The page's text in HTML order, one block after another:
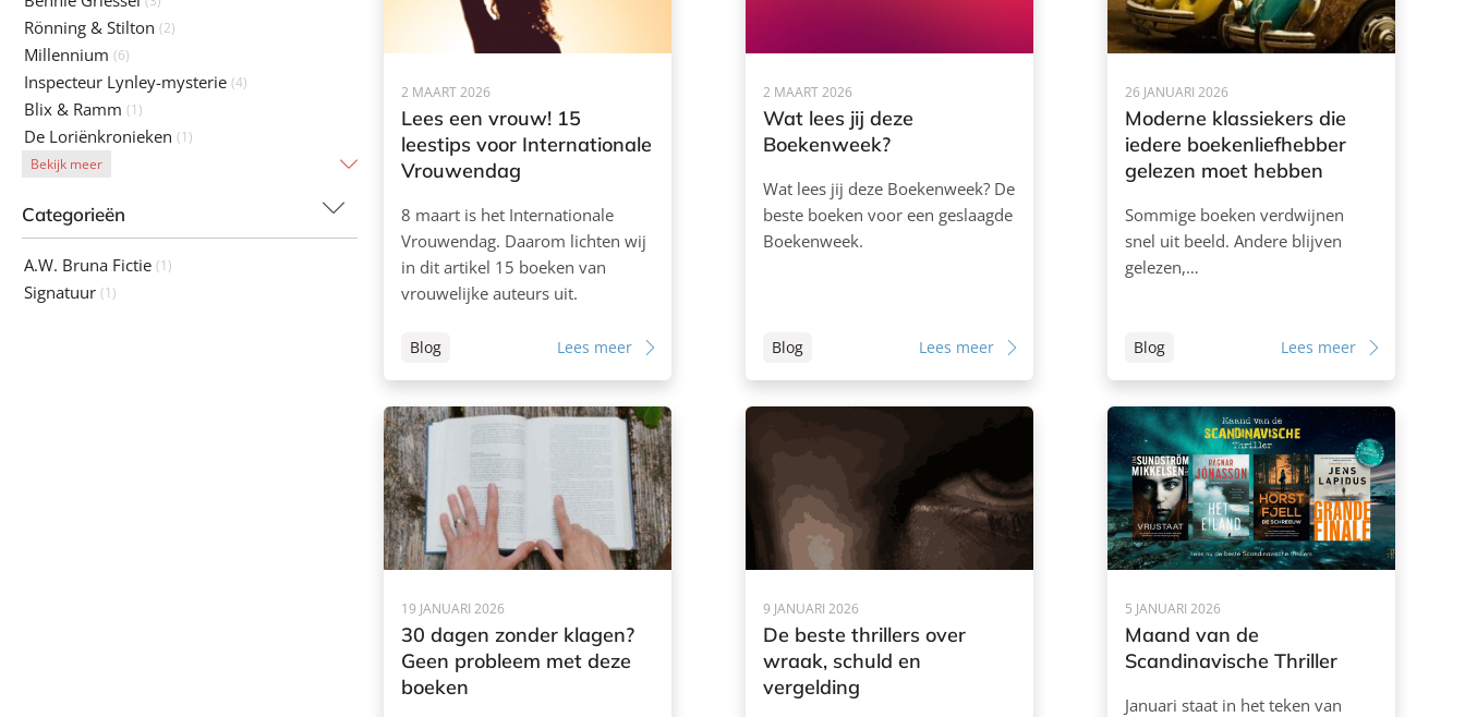
Rönning & Stilton (2)
Millennium (6)
Inspecteur Lynley-mysterie (4)
Blix & Ramm (1)
De Loriënkronieken (1)
Bekijk meer
Categorieën
A.W. Bruna Fictie (1)
Signatuur (1)
2 MAART 2026
Lees een vrouw! 15
leestips voor Internationale
Vrouwendag
8 maart is het Internationale
Vrouwendag. Daarom lichten wij
in dit artikel 15 boeken van
vrouwelijke auteurs uit.
Blog Lees meer
2 MAART 2026
Wat lees jij deze
Boekenweek?
Wat lees jij deze Boekenweek? De
beste boeken voor een geslaagde
Boekenweek.
Blog Lees meer
26 JANUARI 2026
Moderne klassiekers die
iedere boekenliefhebber
gelezen moet hebben
Sommige boeken verdwijnen
snel uit beeld. Andere blijven
gelezen,…
Blog Lees meer
19 JANUARI 2026
30 dagen zonder klagen?
Geen probleem met deze
boeken
9 JANUARI 2026
De beste thrillers over
wraak, schuld en
vergelding
5 JANUARI 2026
Maand van de
Scandinavische Thriller
Januari staat in het teken van